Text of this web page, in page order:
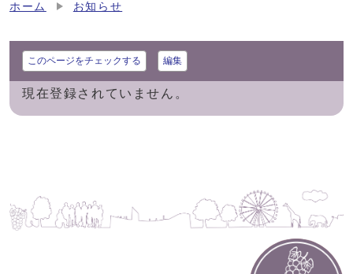
ホーム お知らせ
このページをチェックする 編集
現在登録されていません。